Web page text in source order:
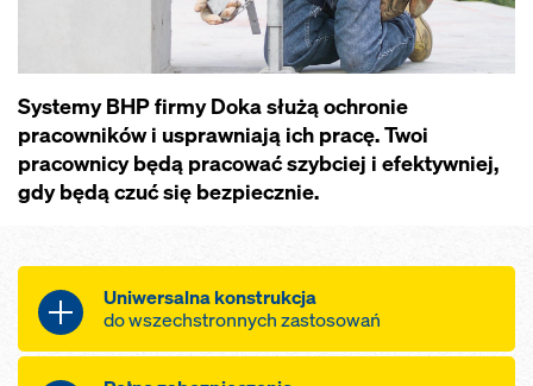
Systemy BHP firmy Doka służą ochronie
pracowników i usprawniają ich pracę. Twoi
pracownicy będą pracować szybciej i efektywniej,
gdy będą czuć się bezpiecznie.
Uniwersalna konstrukcja
do wszechstronnych zastosowań
Skorzystaj z uniwersalnych barierek